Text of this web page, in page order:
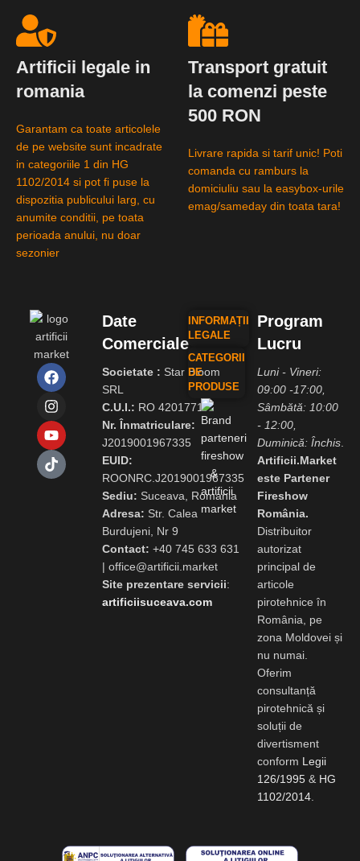
Artificii legale in
romania
Garantam ca toate articolele
de pe website sunt incadrate
in categoriile 1 din HG
1102/2014 si pot fi puse la
dispozitia publicului larg, cu
anumite conditii, pe toata
perioada anului, nu doar
sezonier
Transport gratuit
la comenzi peste
500 RON
Livrare rapida si tarif unic! Poti
comanda cu ramburs la
domiciuliu sau la easybox-urile
emag/sameday din toata tara!
Date
Comerciale
Societate : Star Bloom
SRL
C.U.I.: RO 42017717
Nr. Înmatriculare:
J2019001967335
EUID:
ROONRC.J2019001967335
Sediu: Suceava, Romania
Adresa: Str. Calea
Burdujeni, Nr 9
Contact: +40 745 633 631
| office@artificii.market
Site prezentare servicii:
artificiisuceava.com
INFORMAȚII
LEGALE
CATEGORII
DE
PRODUSE
Program
Lucru
Luni - Vineri:
09:00 -17:00,
Sâmbătă: 10:00
- 12:00,
Duminică: Închis.
Artificii.Market
este Partener
Fireshow
România.
Distribuitor
autorizat
principal de
articole
pirotehnice în
România, pe
zona Moldovei și
nu numai.
Oferim
consultanță
pirotehnică și
soluții de
divertisment
conform Legii
126/1995& HG
1102/2014.